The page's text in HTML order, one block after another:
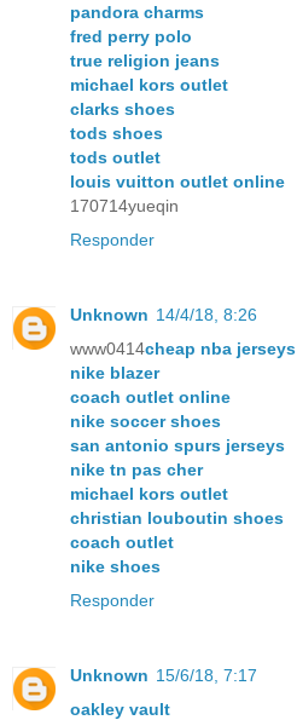
pandora charms
fred perry polo
true religion jeans
michael kors outlet
clarks shoes
tods shoes
tods outlet
louis vuitton outlet online
170714yueqin
Responder
Unknown 14/4/18, 8:26
www0414cheap nba jerseys
nike blazer
coach outlet online
nike soccer shoes
san antonio spurs jerseys
nike tn pas cher
michael kors outlet
christian louboutin shoes
coach outlet
nike shoes
Responder
Unknown 15/6/18, 7:17
oakley vault